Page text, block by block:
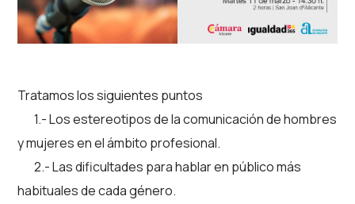
Tratamos los siguientes puntos
1.- Los estereotipos de la comunicación de hombres
y mujeres en el ámbito profesional.
2.- Las dificultades para hablar en público más
habituales de cada género.